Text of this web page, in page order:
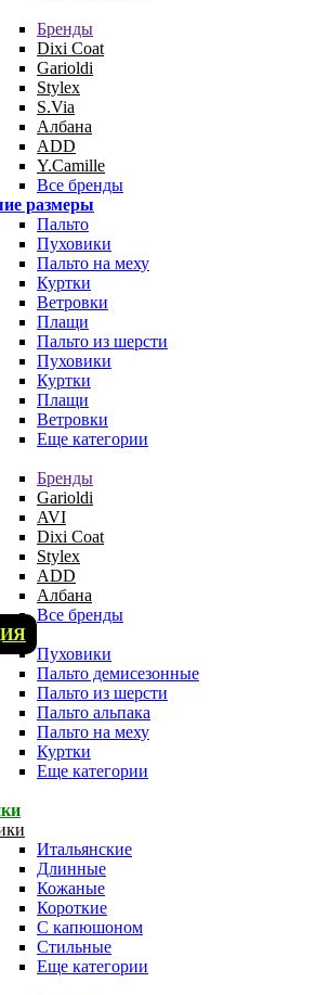
Бренды
Dixi Coat
Garioldi
Stylex
S.Via
Албана
ADD
Y.Camille
Все бренды
размеры
Пальто
Пуховики
Пальто на меху
Куртки
Ветровки
Плащи
Пальто из шерсти
Пуховики
Куртки
Плащи
Ветровки
Еще категории
Бренды
Garioldi
AVI
Dixi Coat
Stylex
ADD
Албана
Все бренды
Пуховики
Пальто демисезонные
Пальто из шерсти
Пальто альпака
Пальто на меху
Куртки
Еще категории
Итальянские
Длинные
Кожаные
Короткие
С капюшоном
Стильные
Еще категории